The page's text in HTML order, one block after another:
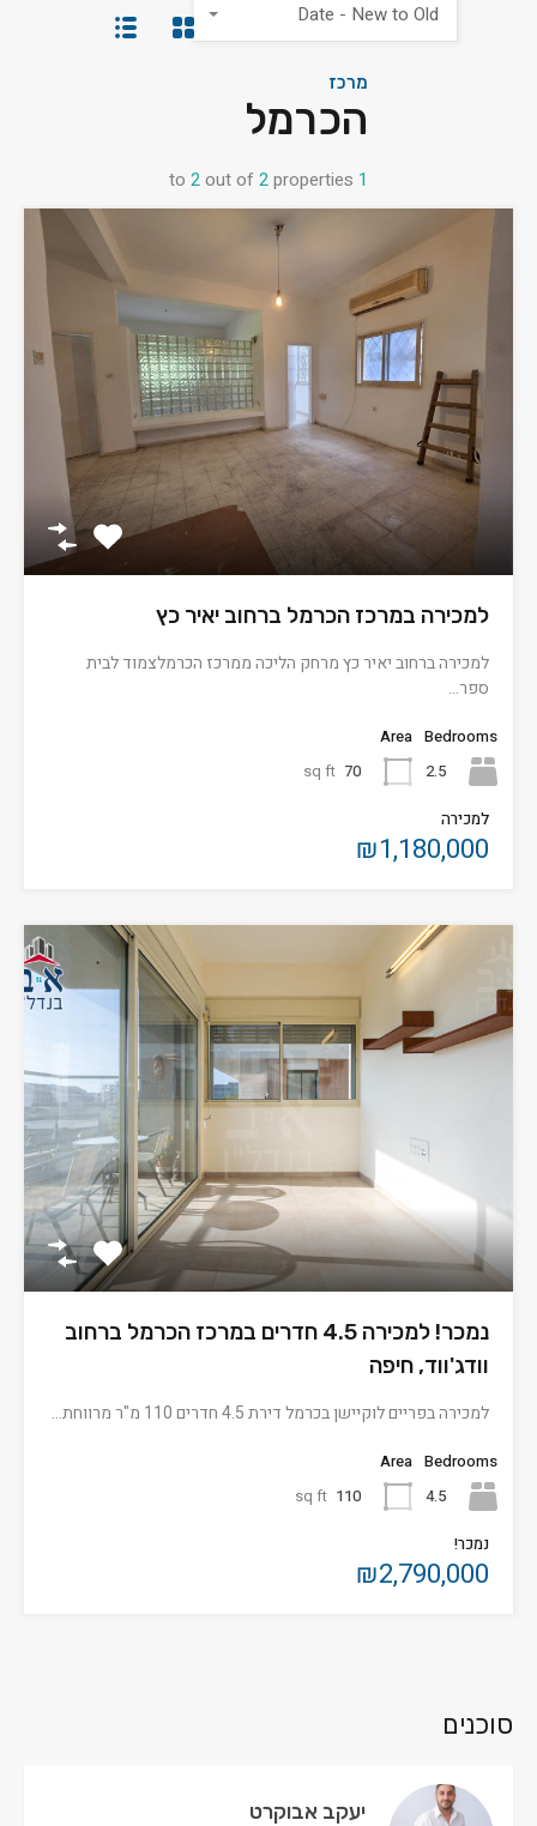
מרכז
הכרמל
1
to 2out of 2properties
Date - New to Old
למכירה במרכז הכרמל ברחוב יאיר כץ
למכירה ברחוב יאיר כץ מרחק הליכה ממרכז הכרמלצמוד לבית
ספר…
Bedrooms
2.5
Area
70
sq ft
למכירה
₪1,180,000
נמכר! למכירה 4.5 חדרים במרכז הכרמל ברחוב
וודג'ווד, חיפה
למכירה בפריים לוקיישן בכרמל דירת 4.5 חדרים 110 מ"ר מרווחת…
Bedrooms
4.5
Area
110
sq ft
נמכר!
₪2,790,000
סוכנים
יעקב אבוקרט